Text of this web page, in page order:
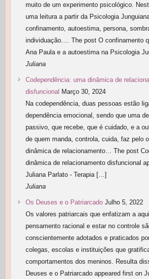
muito de um experimento psicológico.
uma leitura a partir da Psicologia
confinamento, autoestima, persona,
individuação.… The post O confinamento
Ana Paula e a autoestima na Psicologia
Juliana
Codependência: uma dinâmica de
disfuncional Março 30, 2024
Na codependência, duas pessoas estão
dependência emocional, sendo que uma
passivo, que recebe, que é cuidado, e a
de quem manda, controla, cuida, faz pelo
dinâmica de relacionamento… The post
dinâmica de relacionamento disfuncional
Juliana Parlato - Terapia […]
Juliana
Os Deuses e o Patriarcado Julho 5, 2022
Os valores patriarcais que enfatizam a
pensamento racional e estar no controle
conscientemente adotados e praticados
colegas, escolas e instituições que
comportamentos dos meninos. Resulta
Deuses e o Patriarcado appeared first on